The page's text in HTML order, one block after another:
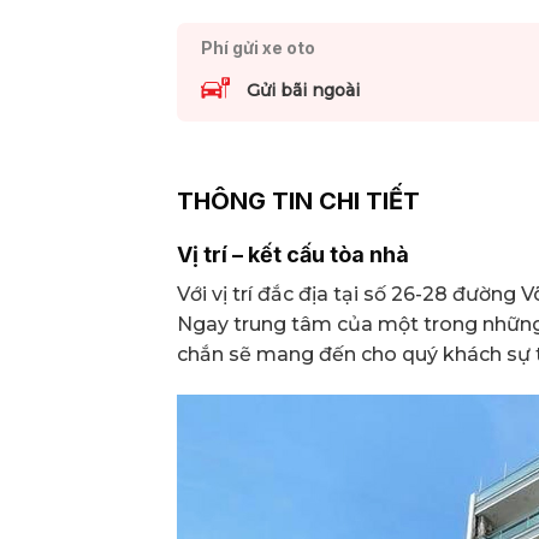
Phí gửi xe oto
Gửi bãi ngoài
THÔNG TIN CHI TIẾT
Vị trí – kết cấu tòa nhà
Với vị trí đắc địa tại số 26-28 đường
Ngay trung tâm của một trong
chắn sẽ mang đến cho quý khách